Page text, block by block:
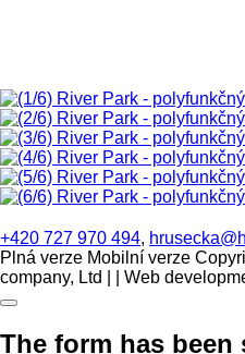
+420 727 970 494,
Plná verze Mobilní verze
company, Ltd | | Web
The form has been